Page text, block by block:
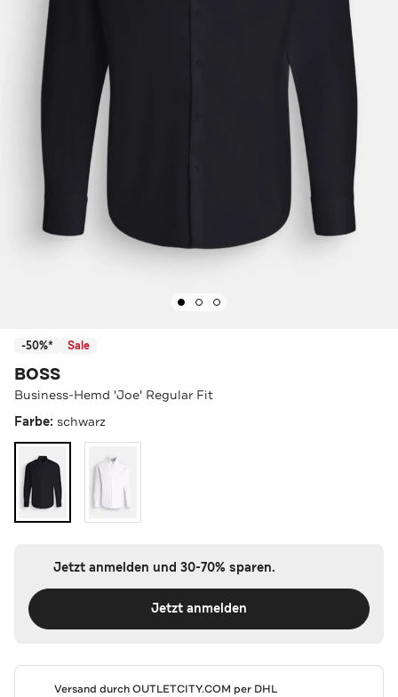
-50%* Sale
BOSS
Business-Hemd 'Joe' Regular Fit
Farbe: schwarz
Jetzt anmelden und 30-70% sparen.
Jetzt anmelden
Versand durchOUTLETCITY.COM per DHL